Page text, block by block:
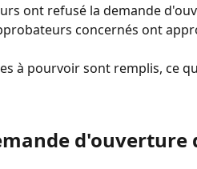
ont refusé la demande
concernés ont
à pourvoir sont remplis, ce
d'ouverture